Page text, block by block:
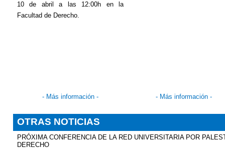
10 de abril a las 12:00h en la
Facultad de Derecho.
- Más información - - Más información -
OTRAS NOTICIAS
PRÓXIMA CONFERENCIA DE LA RED UNIVERSITARIA POR
DERECHO